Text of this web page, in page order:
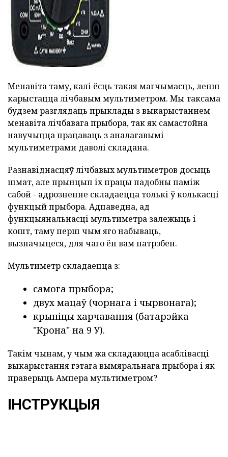
Менавіта таму, калі ёсць такая магчымасць, лепш
карыстацца лічбавым мультиметром. Мы таксама
будзем разглядаць прыклады з выкарыстаннем
менавіта лічбавага прыбора, так як самастойна
навучыцца працаваць з аналагавымі
мультиметрами даволі складана.
Разнавіднасцяў лічбавых мультиметров досыць
шмат, але прынцып іх працы падобны паміж
сабой - адрозненне складаецца толькі ў колькасці
функцый прыбора. Адпаведна, ад
функцыянальнасці мультиметра залежыць і
кошт, таму перш чым яго набываць,
вызначыцеся, для чаго ён вам патрэбен.
Мультиметр складаецца з:
самога прыбора;
двух мацаў (чорнага і чырвонага);
крыніцы харчавання (батарэйка
"Крона" на 9 У).
Такім чынам, у чым жа складаюцца асаблівасці
выкарыстання гэтага вымяральнага прыбора і як
праверыць Ампера мультиметром?
ІНСТРУКЦЫЯ